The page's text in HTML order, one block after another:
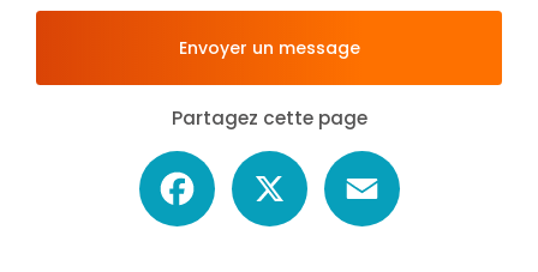
Envoyer un message
Partagez cette page
Facebook